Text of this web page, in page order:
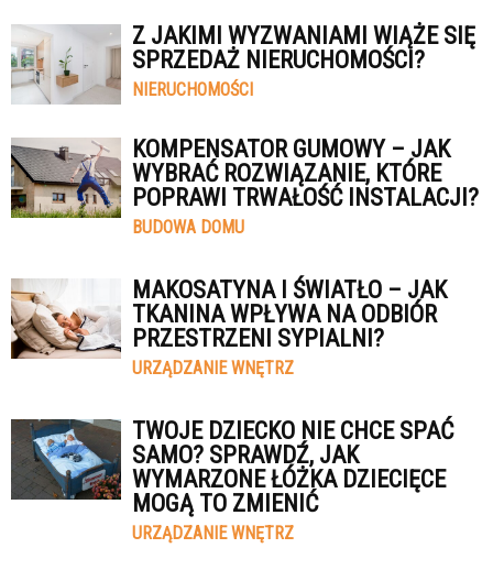
Z JAKIMI WYZWANIAMI WIĄŻE SIĘ
SPRZEDAŻ NIERUCHOMOŚCI?
NIERUCHOMOŚCI
KOMPENSATOR GUMOWY – JAK
WYBRAĆ ROZWIĄZANIE, KTÓRE
POPRAWI TRWAŁOŚĆ INSTALACJI?
BUDOWA DOMU
MAKOSATYNA I ŚWIATŁO – JAK
TKANINA WPŁYWA NA ODBIÓR
PRZESTRZENI SYPIALNI?
URZĄDZANIE WNĘTRZ
TWOJE DZIECKO NIE CHCE SPAĆ
SAMO? SPRAWDŹ, JAK
WYMARZONE ŁÓŻKA DZIECIĘCE
MOGĄ TO ZMIENIĆ
URZĄDZANIE WNĘTRZ